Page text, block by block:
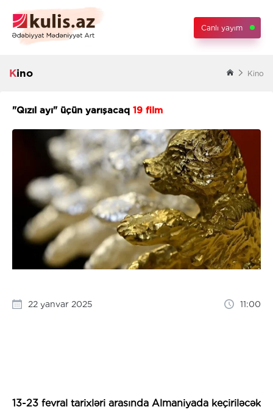
Canlı yayım
Kino Kino
"Qızıl ayı" üçün yarışacaq 19 film
22 yanvar 2025 11:00
13-23 fevral tarixləri arasında Almaniyada keçiriləcək